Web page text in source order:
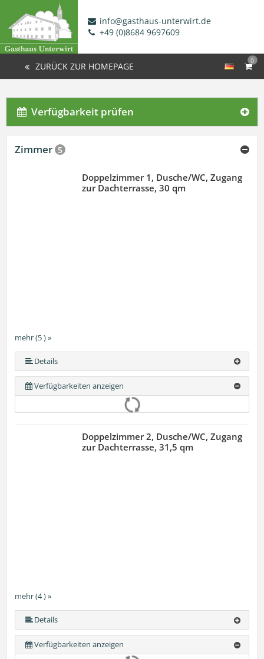
info@gasthaus-unterwirt.de
+49 (0)8684 9697609
0
ZURÜCK ZUR HOMEPAGE
Verfügbarkeit prüfen
Zimmer 5
mehr (5 ) »
mehr (5 ) »
Doppelzimmer 1, Dusche/WC, Zugang
zur Dachterrasse, 30 qm
Details
Verfügbarkeiten anzeigen
mehr (4 ) »
Doppelzimmer 2, Dusche/WC, Zugang
zur Dachterrasse, 31,5 qm
Details
Verfügbarkeiten anzeigen